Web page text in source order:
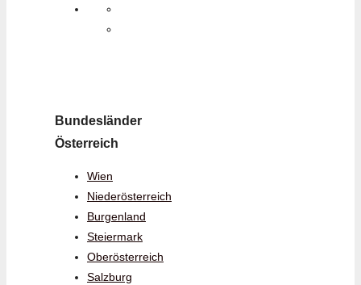
Bundesländer
Österreich
Wien
Niederösterreich
Burgenland
Steiermark
Oberösterreich
Salzburg